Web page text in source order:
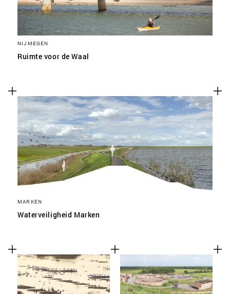
NIJMEGEN
Ruimte voor de Waal
MARKEN
Waterveiligheid Marken